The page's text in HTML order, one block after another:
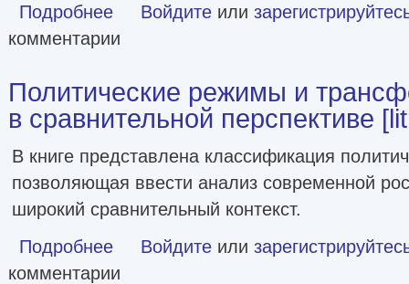
Подробнее о Падение политики. «Вождь масс» [сборник] [litres]
Войдите или
комментарии
Политические режимы и
в сравнительной перспективе
В книге представлена классификация
позволяющая ввести анализ современной
широкий сравнительный контекст.
Подробнее о Политические режимы и трансформации: Россия в
Войдите или
комментарии